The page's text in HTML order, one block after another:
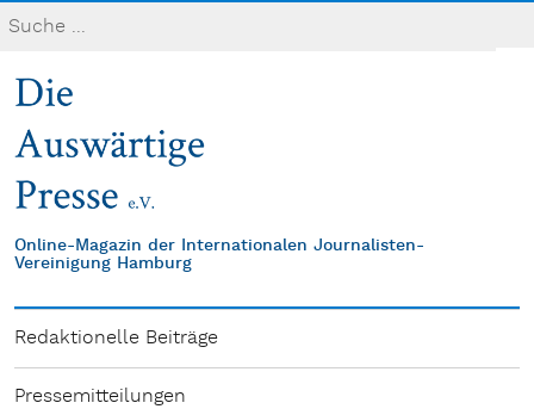
Online-Magazin der Internationalen Journalisten-
Vereinigung Hamburg
Redaktionelle Beiträge
Pressemitteilungen